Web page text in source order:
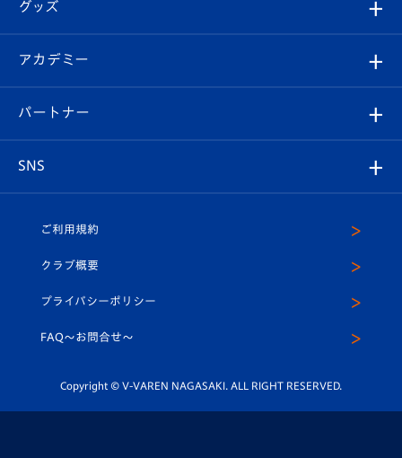
チケット
イベント
メディア
ホームタウン
スタッフプロフィール
マスコット紹介
平和祈念活動
ホームタウン活動
Revive Team
ヴィヴィくんの長崎おもてなしガイド
フォトギャラリー
スタジアムグルメ
V-LOVERS（ファンクラブ）
プレイヤーズスイート
グッズ
オンラインショップ
店舗情報
アカデミー
育成からのお知らせ
U-18
スクール
パートナー
SNS
ヴィヴィくんインスタグラム
公式LINE＠
ご利用規約
クラブ概要
プライバシーポリシー
FAQ〜お問合せ〜
Copyright © V-VAREN NAGASAKI. ALL RIGHT RESERVED.